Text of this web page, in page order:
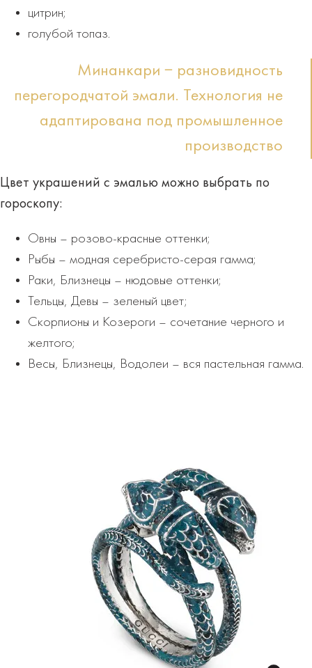
цитрин;
голубой топаз.
Минанкари − разновидность
перегородчатой эмали. Технология не
адаптирована под промышленное
производство
Цвет украшений с эмалью можно выбрать по
гороскопу:
Овны – розово-красные оттенки;
Рыбы – модная серебристо-серая гамма;
Раки, Близнецы – нюдовые оттенки;
Тельцы, Девы – зеленый цвет;
Скорпионы и Козероги – сочетание черного и
желтого;
Весы, Близнецы, Водолеи – вся пастельная гамма.